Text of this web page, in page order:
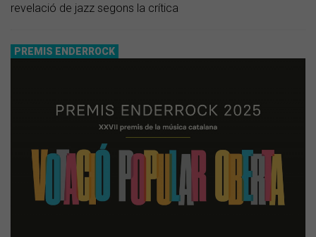
revelació de jazz segons la crítica
PREMIS ENDERROCK